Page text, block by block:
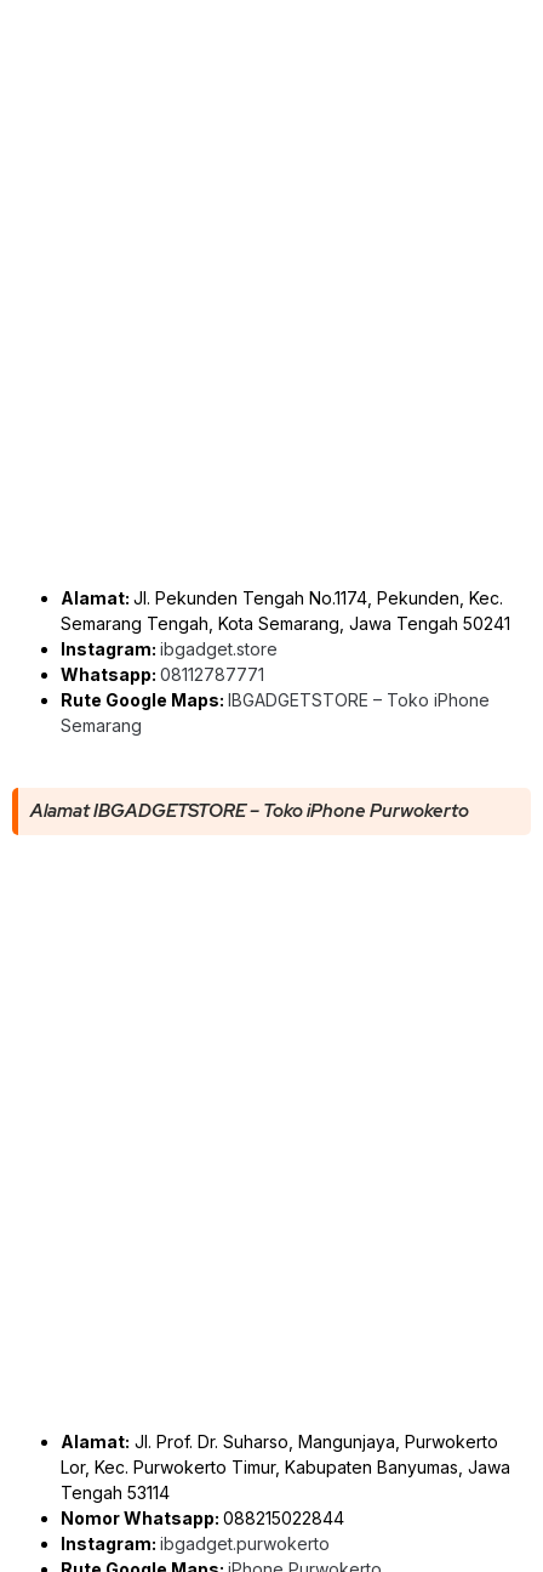
Alamat: Jl. Pekunden Tengah No.1174, Pekunden, Kec.
Semarang Tengah, Kota Semarang, Jawa Tengah 50241
Instagram: ibgadget.store
Whatsapp: 08112787771
Rute Google Maps: IBGADGETSTORE – Toko iPhone
Semarang
Alamat IBGADGETSTORE – Toko iPhone Purwokerto
Alamat: Jl. Prof. Dr. Suharso, Mangunjaya, Purwokerto
Lor, Kec. Purwokerto Timur, Kabupaten Banyumas, Jawa
Tengah 53114
Nomor Whatsapp: 088215022844
Instagram: ibgadget.purwokerto